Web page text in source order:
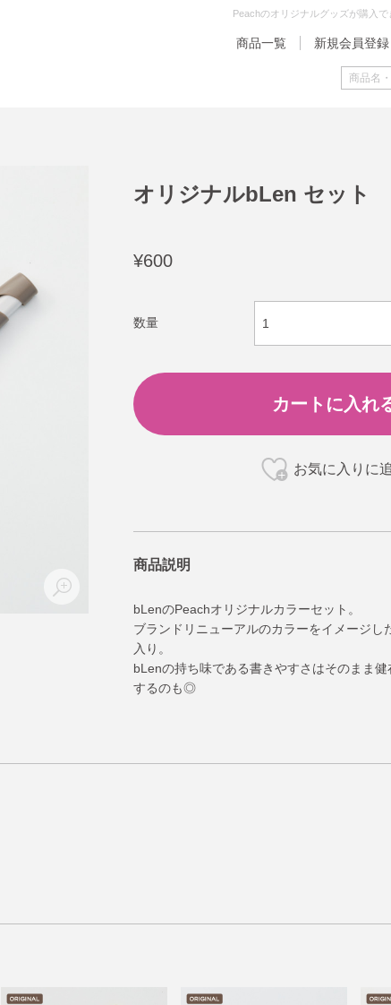
Peachのオリジナルグッズが購入
商品一覧 新規会員登録
オリジナルbLen セット
¥600
数量
商品説明
bLenのPeachオリジナルカラーセット。
ブランドリニューアルのカラーをイメージし
入り。
bLenの持ち味である書きやすさはそのまま
するのも◎